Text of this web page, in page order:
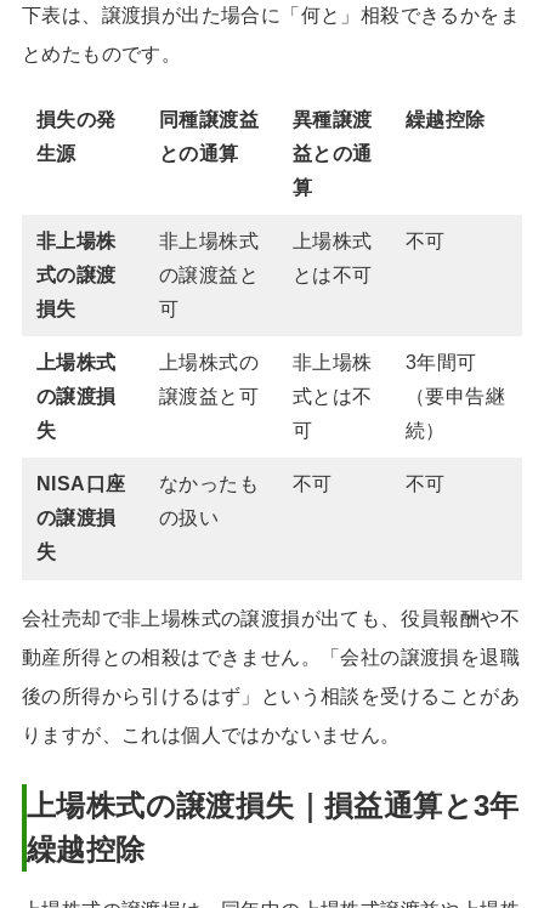
下表は、譲渡損が出た場合に「何と」相殺できるかをま
とめたものです。
損失の発
生源
同種譲渡益
との通算
異種譲渡
益との通
算
繰越控除
非上場株
式の譲渡
損失
非上場株式
の譲渡益と
可
上場株式
とは不可
不可
上場株式
の譲渡損
失
上場株式の
譲渡益と可
非上場株
式とは不
可
3年間可
（要申告継
続）
NISA口座
の譲渡損
失
なかったも
の扱い
不可 不可
会社売却で非上場株式の譲渡損が出ても、役員報酬や不
動産所得との相殺はできません。「会社の譲渡損を退職
後の所得から引けるはず」という相談を受けることがあ
りますが、これは個人ではかないません。
上場株式の譲渡損失｜損益通算と3年
繰越控除